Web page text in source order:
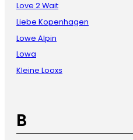
Love 2 Wait
Liebe Kopenhagen
Lowe Alpin
Lowa
Kleine Looxs
B